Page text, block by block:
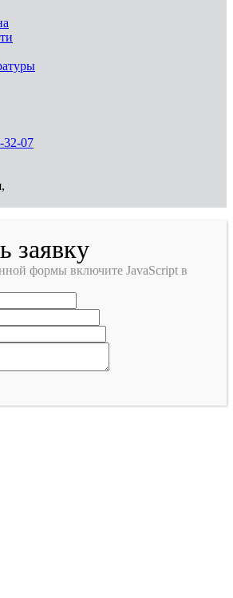
32-07
заявку
формы включите JavaScript в